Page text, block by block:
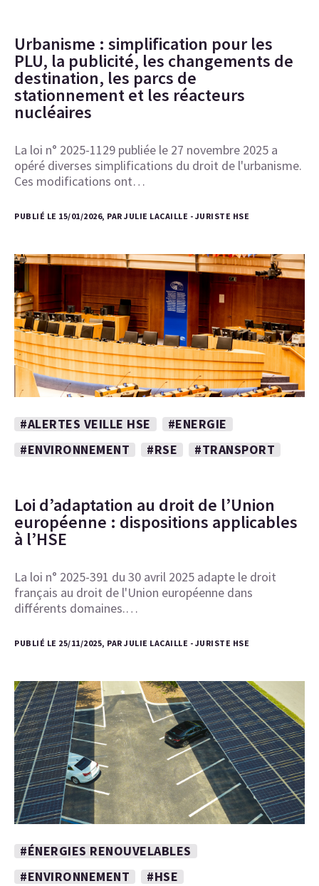
Urbanisme : simplification pour les
PLU, la publicité, les changements de
destination, les parcs de
stationnement et les réacteurs
nucléaires
La loi n° 2025-1129 publiée le 27 novembre 2025 a
opéré diverses simplifications du droit de l'urbanisme.
Ces modifications ont…
PUBLIÉ LE 15/01/2026, PAR JULIE LACAILLE - JURISTE HSE
#ALERTES VEILLE HSE
#ENERGIE
#ENVIRONNEMENT
#RSE #TRANSPORT
Loi d’adaptation au droit de l’Union
européenne : dispositions applicables
à l’HSE
La loi n° 2025-391 du 30 avril 2025 adapte le droit
français au droit de l'Union européenne dans
différents domaines.…
PUBLIÉ LE 25/11/2025, PAR JULIE LACAILLE - JURISTE HSE
#ÉNERGIES RENOUVELABLES
#ENVIRONNEMENT
#HSE